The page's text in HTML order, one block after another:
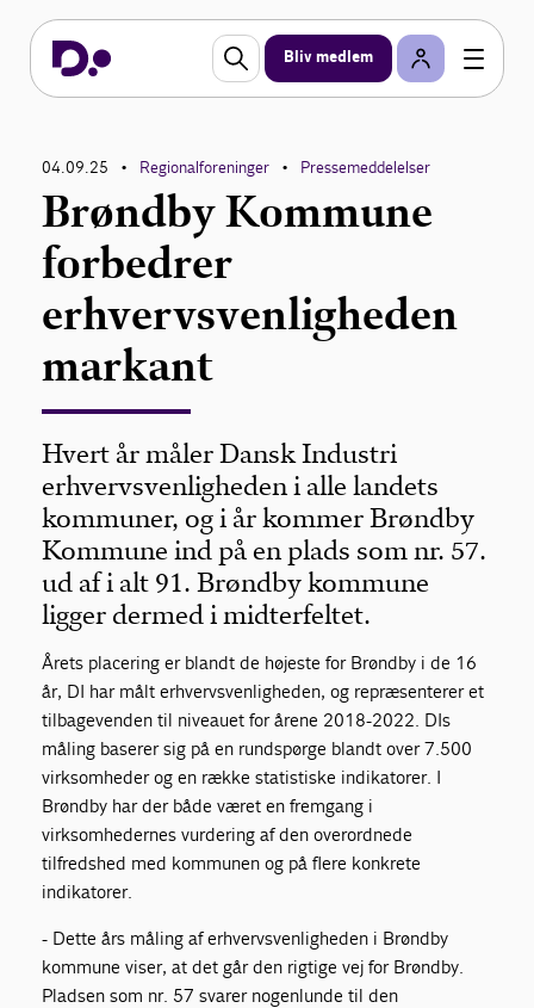
Bliv medlem
04.09.25 • Regionalforeninger • Pressemeddelelser
Brøndby Kommune
forbedrer
erhvervsvenligheden
markant
Hvert år måler Dansk Industri
erhvervsvenligheden i alle landets
kommuner, og i år kommer Brøndby
Kommune ind på en plads som nr. 57.
ud af i alt 91. Brøndby kommune
ligger dermed i midterfeltet.
Årets placering er blandt de højeste for Brøndby i de 16
år, DI har målt erhvervsvenligheden, og repræsenterer et
tilbagevenden til niveauet for årene 2018-2022. DIs
måling baserer sig på en rundspørge blandt over 7.500
virksomheder og en række statistiske indikatorer. I
Brøndby har der både været en fremgang i
virksomhedernes vurdering af den overordnede
tilfredshed med kommunen og på flere konkrete
indikatorer.
- Dette års måling af erhvervsvenligheden i Brøndby
kommune viser, at det går den rigtige vej for Brøndby.
Pladsen som nr. 57 svarer nogenlunde til den